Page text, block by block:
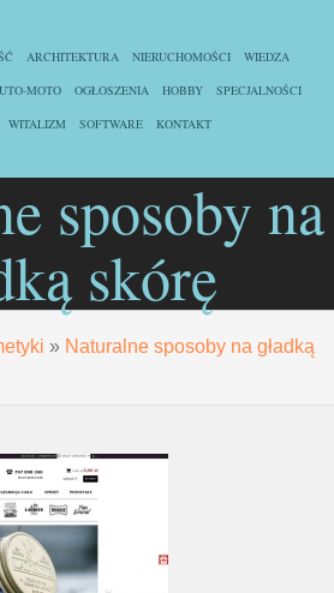
ARCHITEKTURA NIERUCHOMOŚCI
WIEDZA
MOTO OGŁOSZENIA HOBBY
SPECJALNOŚCI
WITALIZM SOFTWARE KONTAKT
sposoby na
skórę
» Naturalne sposoby na gładką